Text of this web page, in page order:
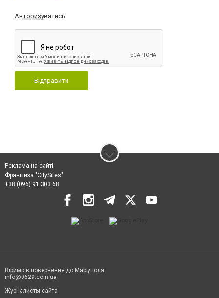
Авторизуватись
Відправити
Реклама на сайті
Франшиза "CitySites"
+38 (096) 91 303 68
Віримо в повернення до Маріуполя
info@0629.com.ua
Журналисты сайта